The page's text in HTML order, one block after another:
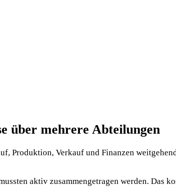
über mehrere Abteilungen
Produktion, Verkauf und Finanzen
aktiv zusammengetragen werden. Das